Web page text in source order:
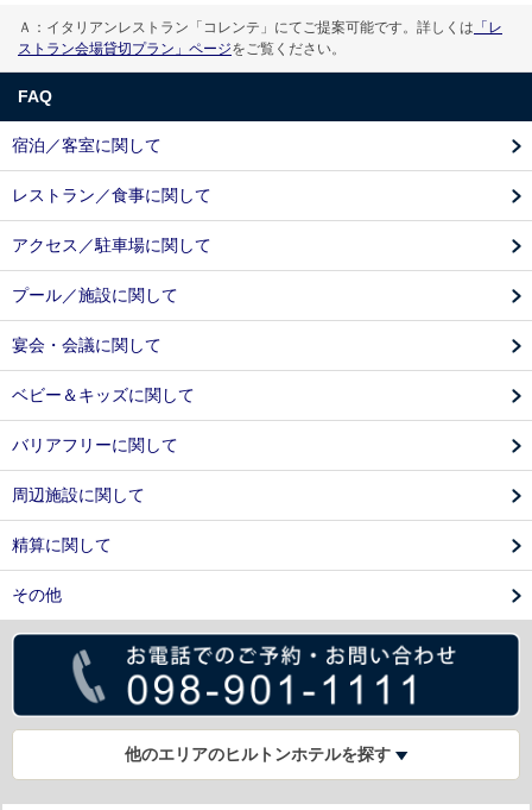
Ａ：イタリアンレストラン「コレンテ」にてご提案可能です。詳しくは 「レ
ストラン会場貸切プラン」ページをご覧ください。
FAQ
宿泊／客室に関して
レストラン／食事に関して
アクセス／駐車場に関して
プール／施設に関して
宴会・会議に関して
ベビー＆キッズに関して
バリアフリーに関して
周辺施設に関して
精算に関して
その他
他のエリアのヒルトンホテルを探す